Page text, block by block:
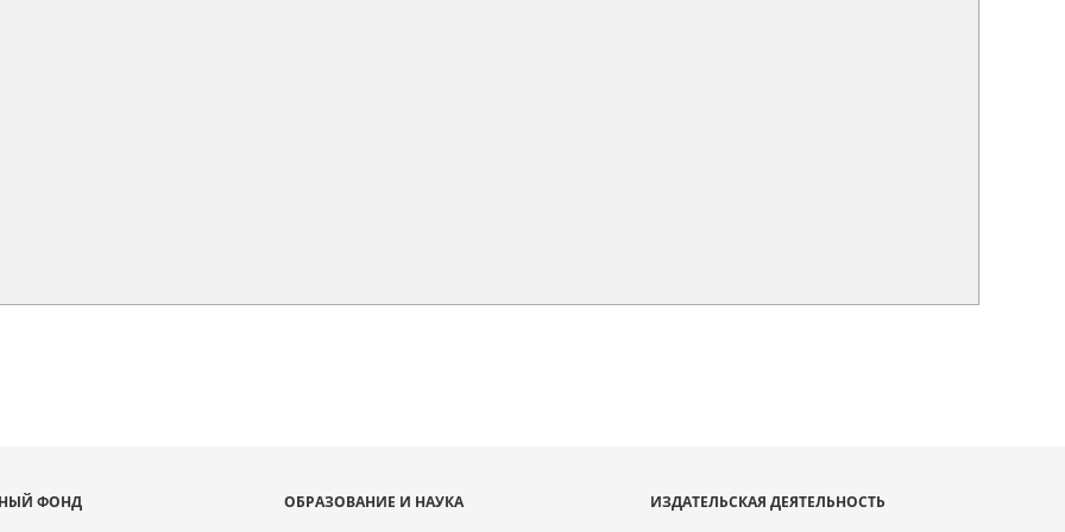
ФОНД
ОБРАЗОВАНИЕ И НАУКА
ИЗДАТЕЛЬСКАЯ ДЕЯТЕЛЬНОСТЬ